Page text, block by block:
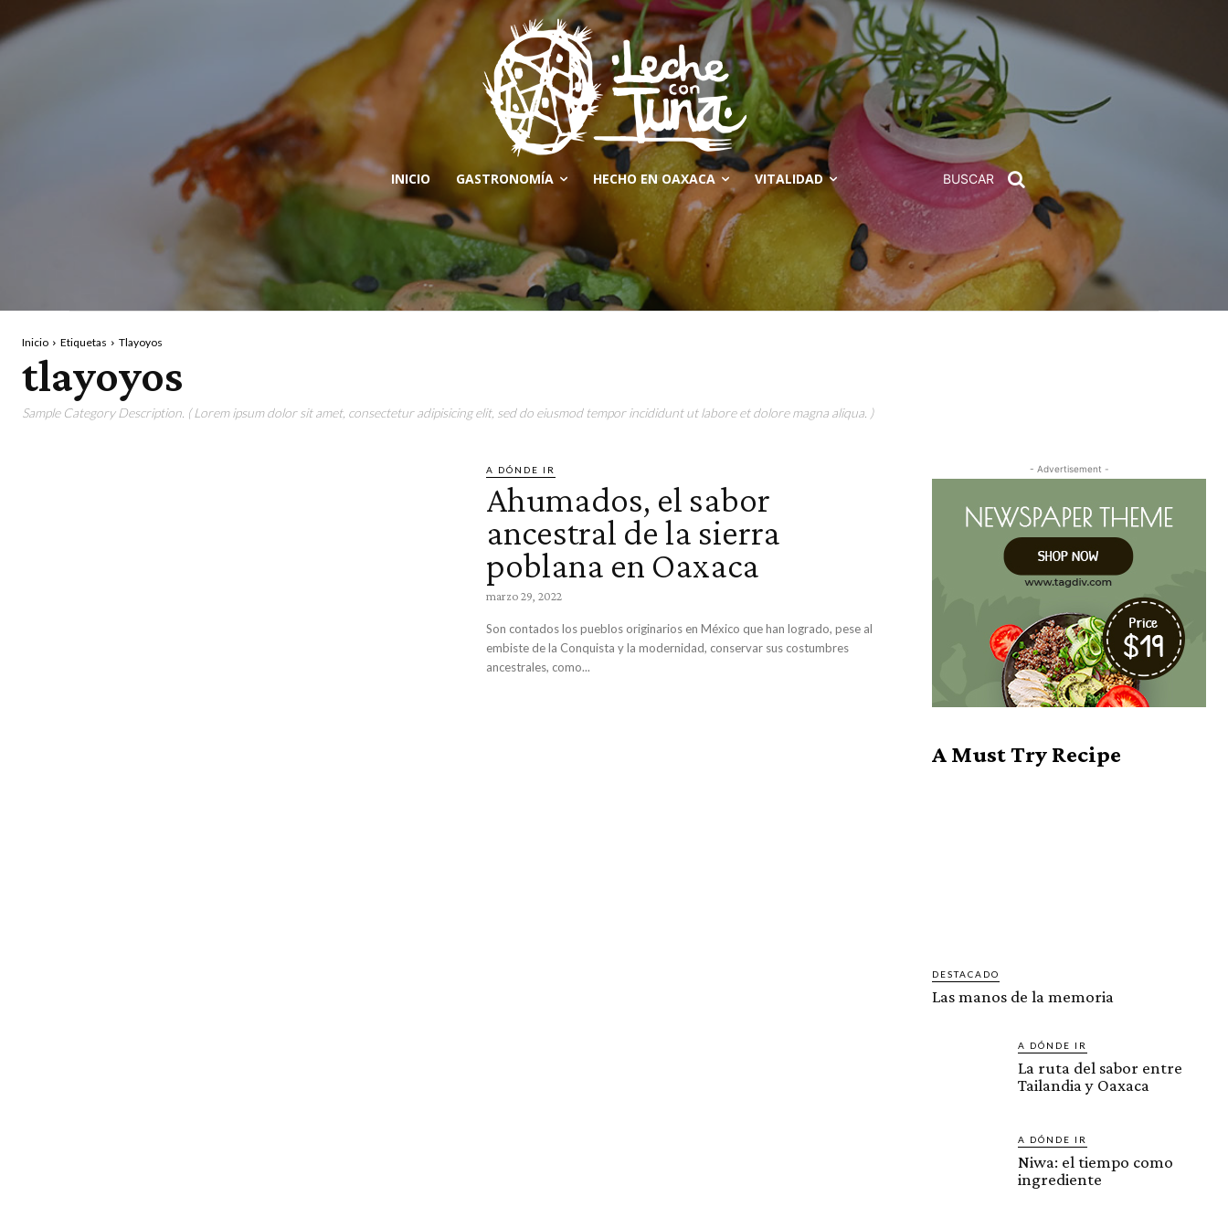
INICIO GASTRONOMÍA HECHO EN OAXACA VITALIDAD BUSCAR
Inicio Etiquetas Tlayoyos
tlayoyos
Sample Category Description. ( Lorem ipsum dolor sit amet, consectetur adipisicing elit, sed do eiusmod tempor incididunt ut labore et dolore magna aliqua. )
A DÓNDE IR
Ahumados, el sabor
ancestral de la sierra
poblana en Oaxaca
marzo 29, 2022
Son contados los pueblos originarios en México que han logrado, pese al
embiste de la Conquista y la modernidad, conservar sus costumbres
ancestrales, como...
- Advertisement -
A Must Try Recipe
DESTACADO
Las manos de la memoria
A DÓNDE IR
La ruta del sabor entre
Tailandia y Oaxaca
A DÓNDE IR
Niwa: el tiempo como
ingrediente